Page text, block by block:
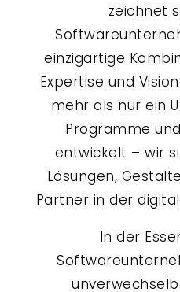
zeichnet
einzigartige
Expertise und
mehr als nur ein
Programme
entwickelt – wir
Lösungen,
Partner in der
In der